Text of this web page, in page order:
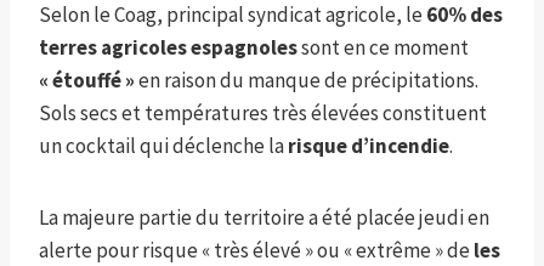
Selon le Coag, principal syndicat agricole, le 60% des
terres agricoles espagnolessont en ce moment
« étouffé »en raison du manque de précipitations.
Sols secs et températures très élevées constituent
un cocktail qui déclenche larisque d’incendie.
La majeure partie du territoire a été placée jeudi en
alerte pour risque « très élevé » ou « extrême » de les